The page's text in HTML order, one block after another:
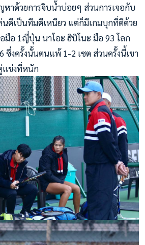
าด้วยการจิบน้ำบ่อยๆ ส่วนการเจอกับ
ดีเป็นทีมตีเหนียว แต่ก็มีเกมบุกที่ดีด้วย
มือ 1ญี่ปุ่น นาโอะ ฮิบิโนะ มือ 93 โลก
ซึ่งครั้งนั้นตนแพ้ 1-2 เซต ส่วนครั้งนี้เขา
แข่งที่หนัก